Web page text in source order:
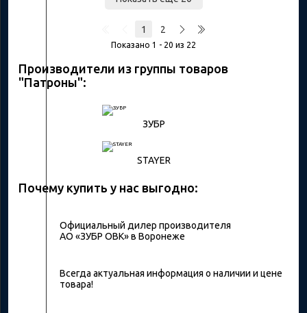
1 2
Показано 1 - 20 из 22
Производители из группы товаров
"Патроны":
ЗУБР
STAYER
Почему купить у нас выгодно:
Официальный дилер производителя
АО «ЗУБР ОВК» в Воронеже
Всегда актуальная информация о наличии и цене
товара!